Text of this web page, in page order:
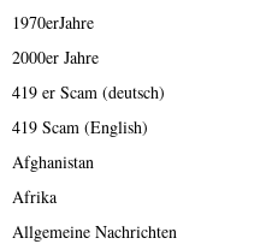
1970erJahre
2000er Jahre
419 er Scam (deutsch)
419 Scam (English)
Afghanistan
Afrika
Allgemeine Nachrichten